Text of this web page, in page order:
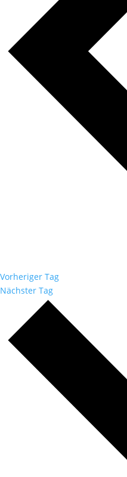
Vorheriger Tag
Nächster Tag